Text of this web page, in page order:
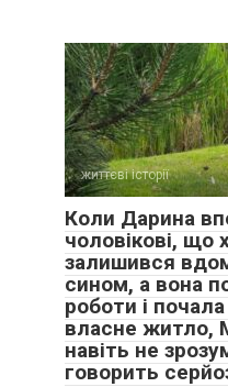
життєві історії
Коли Дарина
чоловікові, що
залишився
сином, а вона
роботи і
власне житло,
навіть не
говорить